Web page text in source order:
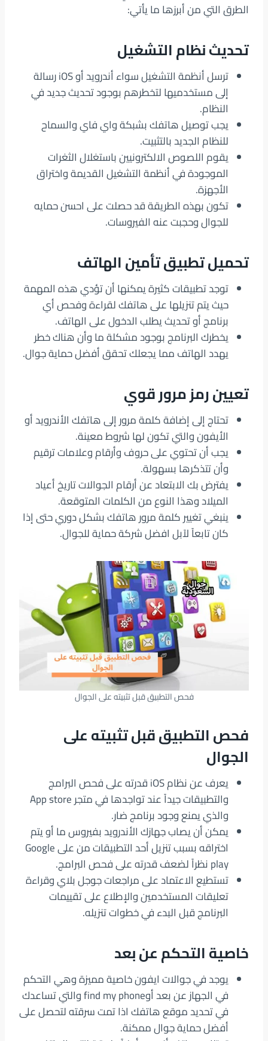
الطرق التي من أبرزها ما يأتي:
تحديث نظام التشغيل
ترسل أنظمة التشغيل سواء أندرويد أو iOS رسالة
إلى مستخدميها لتخطرهم بوجود تحديث جديد في
النظام.
يجب توصيل هاتفك بشبكة واي فاي والسماح
للنظام الجديد بالتثبيت.
يقوم اللصوص الالكترونيين باستغلال الثغرات
الموجودة في أنظمة التشغيل القديمة واختراق
الأجهزة.
تكون بهذه الطريقة قد حصلت على احسن حمايه
للجوال وحجبت عنه الفيروسات.
تحميل تطبيق تأمين الهاتف
توجد تطبيقات كثيرة يمكنها أن تؤدي هذه المهمة
حيث يتم تنزيلها على هاتفك لقراءة وفحص أي
برنامج أو تحديث يطلب الدخول على الهاتف.
يخطرك البرنامج بوجود مشكلة ما وأن هناك خطر
يهدد الهاتف مما يجعلك تحقق أفضل حماية جوال.
تعيين رمز مرور قوي
تحتاج إلى إضافة كلمة مرور إلى هاتفك الأندرويد أو
الأيفون والتي تكون لها شروط معينة.
يجب أن تحتوي على حروف وأرقام وعلامات ترقيم
وأن تتذكرها بسهولة.
يفترض بك الابتعاد عن أرقام الجوالات تاريخ أعياد
الميلاد وهذا النوع من الكلمات المتوقعة.
ينبغي تغيير كلمة مرور هاتفك بشكل دوري حتى إذا
كان تابعاً لآبل افضل شركة حماية للجوال.
فحص التطبيق قبل تثبيته على الجوال
فحص التطبيق قبل تثبيته على
الجوال
يعرف عن نظام iOS قدرته على فحص البرامج
والتطبيقات جيداً عند تواجدها في متجر App store
والذي يمنع وجود برنامج ضار.
يمكن أن يصاب جهازك الأندرويد بفيروس ما أو يتم
اختراقه بسبب تنزيل أحد التطبيقات من على Google
play نظراً لضعف قدرته على فحص البرامج.
تستطيع الاعتماد على مراجعات جوجل بلاي وقراءة
تعليقات المستخدمين والإطلاع على تقييمات
البرنامج قبل البدء في خطوات تنزيله.
خاصية التحكم عن بعد
يوجد في جوالات ايفون خاصية مميزة وهي التحكم
في الجهاز عن بعد أوfind my phone والتي تساعدك
في تحديد موقع هاتفك اذا تمت سرقته لتحصل على
أفضل حماية جوال ممكنة.